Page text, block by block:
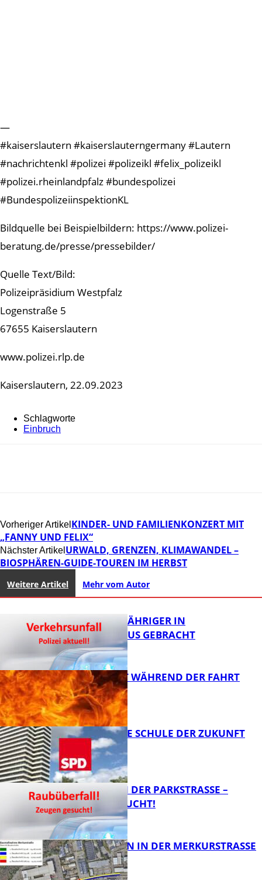
—
#kaiserslautern #kaiserslauterngermany #Lautern
#nachrichtenkl #polizei #polizeikl #felix_polizeikl
#polizei.rheinlandpfalz #bundespolizei
#BundespolizeiinspektionKL
Bildquelle bei Beispielbildern: https://www.polizei-
beratung.de/presse/pressebilder/
Quelle Text/Bild:
Polizeipräsidium Westpfalz
Logenstraße 5
67655 Kaiserslautern
www.polizei.rlp.de
Kaiserslautern, 22.09.2023
Schlagworte
Einbruch
Vorheriger Artikel KINDER- UND FAMILIENKONZERT MIT
„FANNY UND FELIX“
Nächster Artikel URWALD, GRENZEN, KLIMAWANDEL –
BIOSPHÄREN-GUIDE-TOUREN IM HERBST
Weitere Artikel Mehr vom Autor
FB News
UNFALL: 58-JÄHRIGER IN
KRANKENHAUS GEBRACHT
FB News
AUTO FÄNGT WÄHREND DER FAHRT
FEUER
WIE SIEHT DIE SCHULE DER ZUKUNFT
AUS?
ÜBERFALL IN DER PARKSTRASSE – Z
EUGEN GESUCHT!
BAUARBEITEN IN DER MERKURSTRASSE